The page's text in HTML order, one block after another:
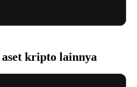
kripto lainnya